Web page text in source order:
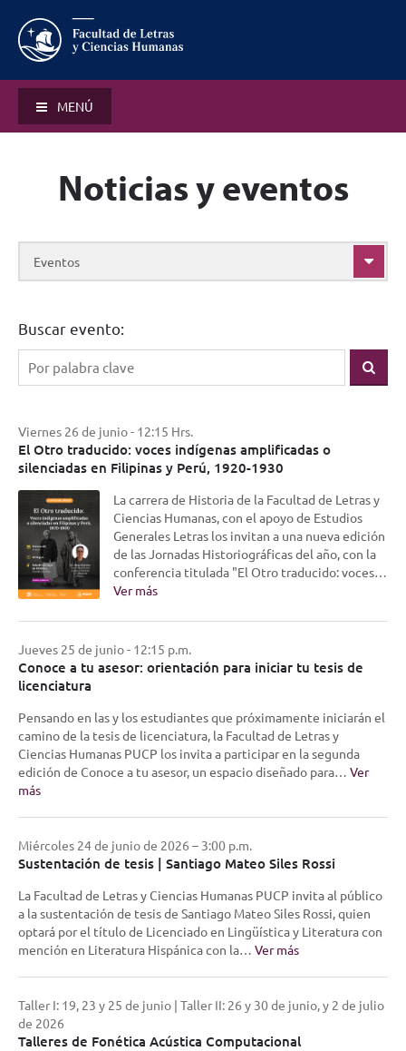
MENÚ
Noticias y eventos
Eventos
Buscar evento:
Viernes 26 de junio - 12:15 Hrs.
El Otro traducido: voces indígenas amplificadas o
silenciadas en Filipinas y Perú, 1920-1930
La carrera de Historia de la Facultad de Letras y
Ciencias Humanas, con el apoyo de Estudios
Generales Letras los invitan a una nueva edición
de las Jornadas Historiográficas del año, con la
conferencia titulada "El Otro traducido: voces…
Ver más
Jueves 25 de junio - 12:15 p.m.
Conoce a tu asesor: orientación para iniciar tu tesis de
licenciatura
Pensando en las y los estudiantes que próximamente iniciarán el
camino de la tesis de licenciatura, la Facultad de Letras y
Ciencias Humanas PUCP los invita a participar en la segunda
edición de Conoce a tu asesor, un espacio diseñado para… Ver
más
Miércoles 24 de junio de 2026 – 3:00 p.m.
Sustentación de tesis | Santiago Mateo Siles Rossi
La Facultad de Letras y Ciencias Humanas PUCP invita al público
a la sustentación de tesis de Santiago Mateo Siles Rossi, quien
optará por el título de Licenciado en Lingüística y Literatura con
mención en Literatura Hispánica con la… Ver más
Taller I: 19, 23 y 25 de junio | Taller II: 26 y 30 de junio, y 2 de julio
de 2026
Talleres de Fonética Acústica Computacional